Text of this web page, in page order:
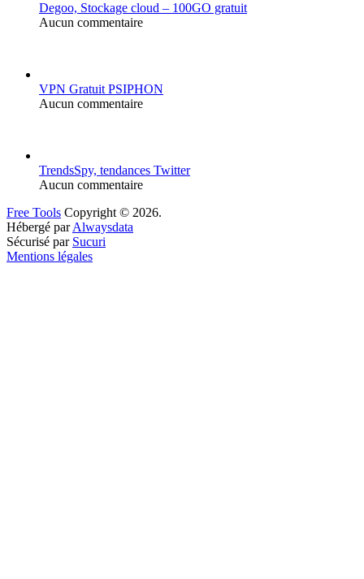
Degoo, Stockage cloud – 100GO gratuit
Aucun commentaire
VPN Gratuit PSIPHON
Aucun commentaire
TrendsSpy, tendances Twitter
Aucun commentaire
Free Tools Copyright © 2026.
Hébergé parAlwaysdata
Sécurisé par Sucuri
Mentions légales